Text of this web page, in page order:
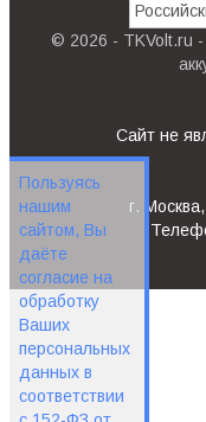
© 2026 - TKVolt.ru -
Сайт не
г.
Пользуясь
нашим
сайтом, Вы
даёте
согласие на
обработку
Ваших
персональных
данных в
соответствии